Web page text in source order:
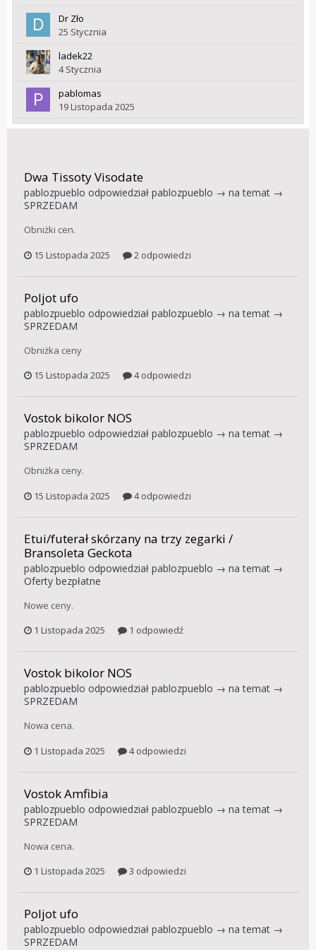
Dr Zło
25 Stycznia
ladek22
4 Stycznia
pablomas
19 Listopada 2025
Dwa Tissoty Visodate
pablozpueblo odpowiedział pablozpueblo → na temat →
SPRZEDAM
Obniżki cen.
15 Listopada 2025
2 odpowiedzi
Poljot ufo
pablozpueblo odpowiedział pablozpueblo → na temat →
SPRZEDAM
Obniżka ceny
15 Listopada 2025
4 odpowiedzi
Vostok bikolor NOS
pablozpueblo odpowiedział pablozpueblo → na temat →
SPRZEDAM
Obniżka ceny.
15 Listopada 2025
4 odpowiedzi
Etui/futerał skórzany na trzy zegarki /
Bransoleta Geckota
pablozpueblo odpowiedział pablozpueblo → na temat →
Oferty bezpłatne
Nowe ceny.
1 Listopada 2025
1 odpowiedź
Vostok bikolor NOS
pablozpueblo odpowiedział pablozpueblo → na temat →
SPRZEDAM
Nowa cena.
1 Listopada 2025
4 odpowiedzi
Vostok Amfibia
pablozpueblo odpowiedział pablozpueblo → na temat →
SPRZEDAM
Nowa cena.
1 Listopada 2025
3 odpowiedzi
Poljot ufo
pablozpueblo odpowiedział pablozpueblo → na temat →
SPRZEDAM